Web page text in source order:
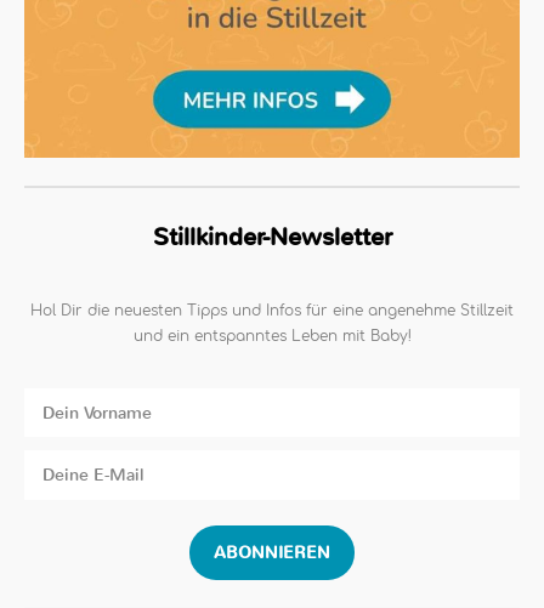
Stillkinder-Newsletter
Hol Dir die neuesten Tipps und Infos für eine angenehme Stillzeit
und ein entspanntes Leben mit Baby!
ABONNIEREN